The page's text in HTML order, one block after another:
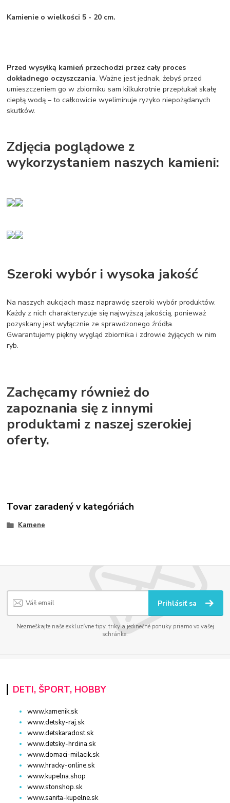
Kamienie o wielkości 5 - 20 cm.
Przed wysyłką kamień przechodzi przez cały proces
dokładnego oczyszczania. Ważne jest jednak, żebyś przed
umieszczeniem go w zbiorniku sam kilkukrotnie przepłukał skałę
ciepłą wodą – to całkowicie wyeliminuje ryzyko niepożądanych
skutków.
Zdjęcia poglądowe z
wykorzystaniem naszych kamieni:
Szeroki wybór i wysoka jakość
Na naszych aukcjach masz naprawdę szeroki wybór produktów.
Każdy z nich charakteryzuje się najwyższą jakością, ponieważ
pozyskany jest wyłącznie ze sprawdzonego źródła.
Gwarantujemy piękny wygląd zbiornika i zdrowie żyjących w nim
ryb.
Zachęcamy również do
zapoznania się z innymi
produktami z naszej szerokiej
oferty.
Tovar zaradený v kategóriách
Kamene
Prihlásiť sa
Nezmeškajte naše exkluzívne tipy, triky a jedinečné ponuky priamo vo vašej
schránke.
DETI, ŠPORT, HOBBY
www.kamenik.sk
www.detsky-raj.sk
www.detskaradost.sk
www.detsky-hrdina.sk
www.domaci-milacik.sk
www.hracky-online.sk
www.kupelna.shop
www.stonshop.sk
www.sanita-kupelne.sk